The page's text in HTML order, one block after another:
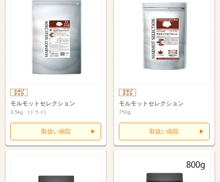
モルモットセレクション
3.5kg (ドライ)
取扱い病院
モルモットセレクション
750g
取扱い病院